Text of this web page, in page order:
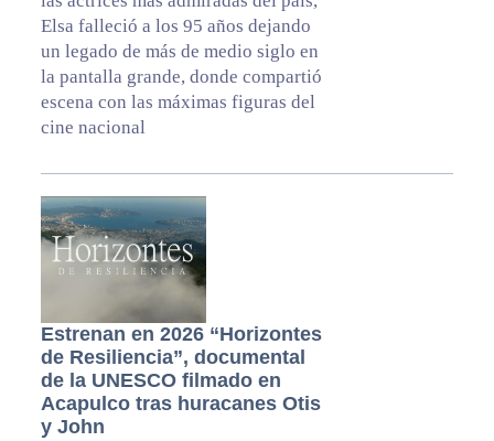
Elsa falleció a los 95 años dejando
un legado de más de medio siglo en
la pantalla grande, donde compartió
escena con las máximas figuras del
cine nacional
Estrenan en 2026 “Horizontes
de Resiliencia”, documental
de la UNESCO filmado en
Acapulco tras huracanes Otis
y John